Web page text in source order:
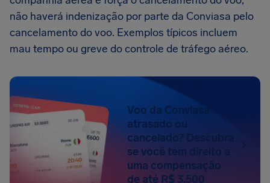
não haverá indenização por parte da Conviasa pelo
cancelamento do voo. Exemplos típicos incluem
mau tempo ou greve do controle de tráfego aéreo.
Voo da Conviasa
atrasado ou
cancelado? Descubra
se você tem direito a
uma compensação
de até R$ 3.500